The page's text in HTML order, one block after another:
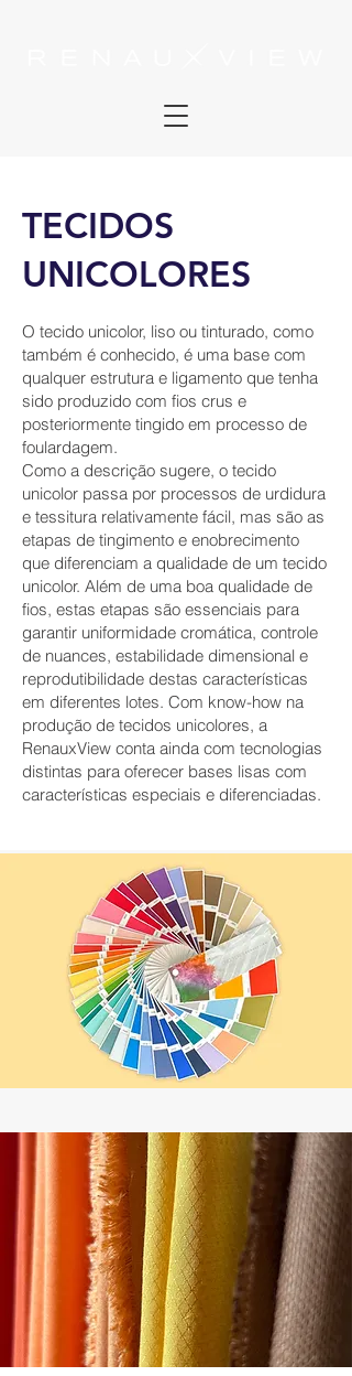
TECIDOS
UNICOLORES
O tecido unicolor, liso ou tinturado, como
também é conhecido, é uma base com
qualquer estrutura e ligamento que tenha
sido produzido com fios crus e
posteriormente tingido em processo de
foulardagem.
Como a descrição sugere, o tecido
unicolor passa por processos de urdidura
e tessitura relativamente fácil, mas são as
etapas de tingimento e enobrecimento
que diferenciam a qualidade de um tecido
unicolor. Além de uma boa qualidade de
fios, estas etapas são essenciais para
garantir uniformidade cromática, controle
de nuances, estabilidade dimensional e
reprodutibilidade destas características
em diferentes lotes. Com know-how na
produção de tecidos unicolores, a
RenauxView conta ainda com tecnologias
distintas para oferecer bases lisas com
características especiais e diferenciadas.